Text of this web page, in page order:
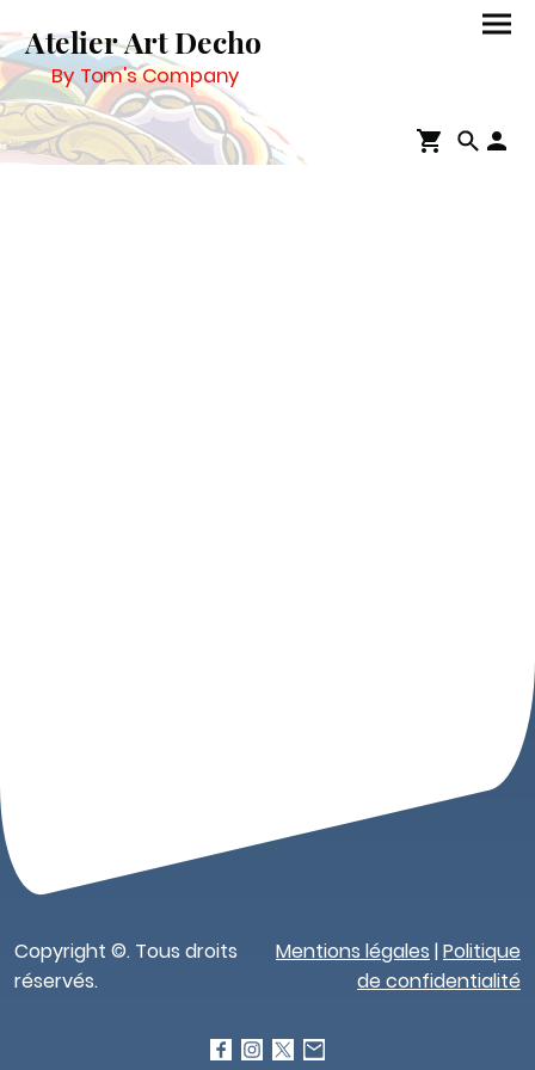
Atelier Art Decho
By Tom's Company
Copyright ©. Tous droits
réservés.
Mentions légales |Politique
de confidentialité